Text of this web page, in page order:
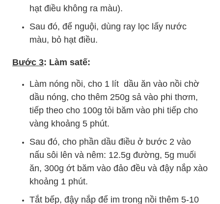
hạt điều không ra màu).
Sau đó, để nguội, dùng ray lọc lấy nước
màu, bỏ hạt điều.
Bước 3: Làm satế:
Làm nóng nồi, cho 1 lít dầu ăn vào nồi chờ
dầu nóng, cho thêm 250g sả vào phi thơm,
tiếp theo cho 100g tỏi băm vào phi tiếp cho
vàng khoảng 5 phút.
Sau đó, cho phần dầu điều ở bước 2 vào
nấu sôi lên và nêm: 12.5g đường, 5g muối
ăn, 300g ớt băm vào đảo đều và đậy nắp xào
khoảng 1 phút.
Tắt bếp, đậy nắp để im trong nồi thêm 5-10